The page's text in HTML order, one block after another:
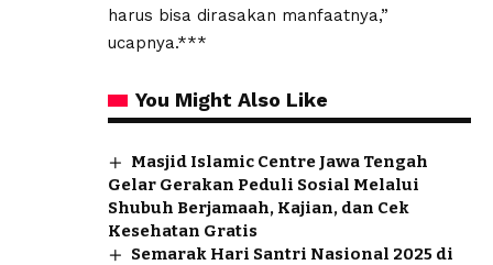
harus bisa dirasakan manfaatnya,”
ucapnya.***
You Might Also Like
Masjid Islamic Centre Jawa Tengah
Gelar Gerakan Peduli Sosial Melalui
Shubuh Berjamaah, Kajian, dan Cek
Kesehatan Gratis
Semarak Hari Santri Nasional 2025 di